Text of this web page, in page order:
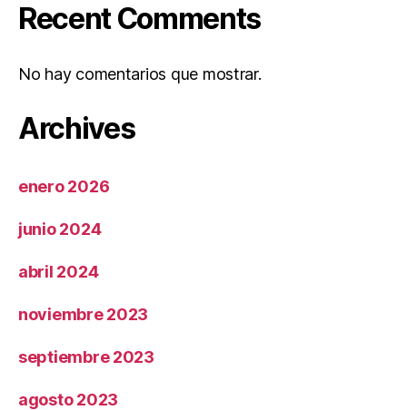
Recent Comments
No hay comentarios que mostrar.
Archives
enero 2026
junio 2024
abril 2024
noviembre 2023
septiembre 2023
agosto 2023